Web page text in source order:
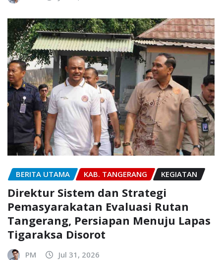
BERITA UTAMA KAB. TANGERANG KEGIATAN
Direktur Sistem dan Strategi
Pemasyarakatan Evaluasi Rutan
Tangerang, Persiapan Menuju Lapas
Tigaraksa Disorot
PM Jul 31, 2026